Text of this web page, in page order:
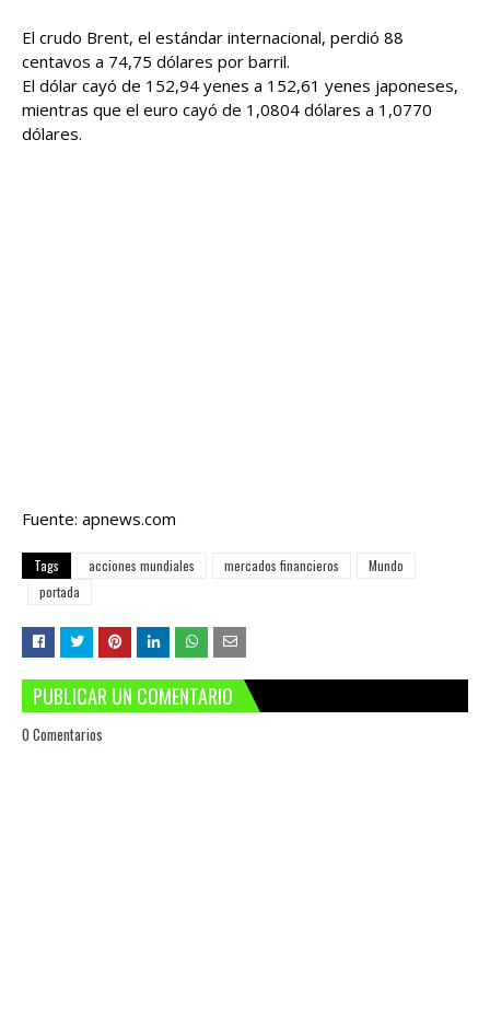
El crudo Brent, el estándar internacional, perdió 88
centavos a 74,75 dólares por barril.
El dólar cayó de 152,94 yenes a 152,61 yenes japoneses,
mientras que el euro cayó de 1,0804 dólares a 1,0770
dólares.
Fuente: apnews.com
Tags acciones mundiales mercados financieros
Mundo
portada
PUBLICAR UN COMENTARIO
0 Comentarios